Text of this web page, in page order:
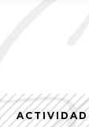
ACTIVIDAD